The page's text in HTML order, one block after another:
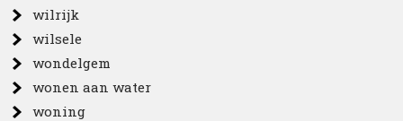
wilrijk
wilsele
wondelgem
wonen aan water
woning